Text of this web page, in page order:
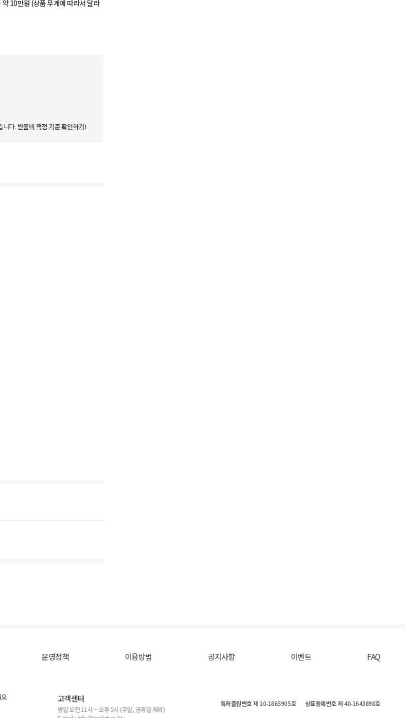
10만원 (상품 무게에 따라서 달라
니다. 반품비 책정 기준 확인하기!
운영정책 이용방법 공지사항 이벤트 FAQ
고객센터
평일 오전 11시 ~ 오후 5시 (주말, 공휴일 제외)
특허출원번호제 10-1865905호 상표등록번호제 40-1643898호